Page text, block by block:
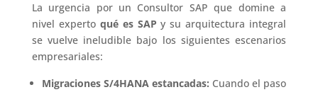
La urgencia por un Consultor SAP que domine a
nivel experto qué es SAP y su arquitectura integral
se vuelve ineludible bajo los siguientes escenarios
empresariales:
Migraciones S/4HANA estancadas: Cuando el paso